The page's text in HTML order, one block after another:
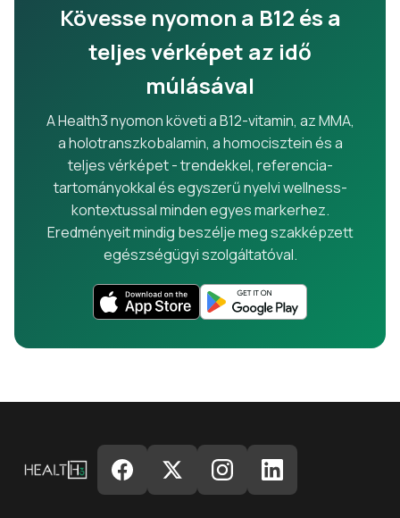
Kövesse nyomon a B12 és a
teljes vérképet az idő
múlásával
A Health3 nyomon követi a B12-vitamin, az MMA,
a holotranszkobalamin, a homocisztein és a
teljes vérképet - trendekkel, referencia-
tartományokkal és egyszerű nyelvi wellness-
kontextussal minden egyes markerhez.
Eredményeit mindig beszélje meg szakképzett
egészségügyi szolgáltatóval.